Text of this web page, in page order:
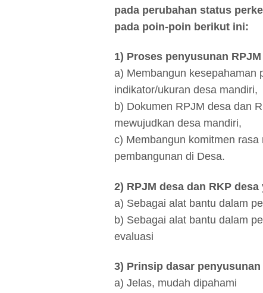
pada perubahan status
pada poin-poin berikut ini:
1) Proses penyusunan
a) Membangun kesepahaman
indikator/ukuran desa mandiri,
b) Dokumen RPJM desa dan
mewujudkan desa mandiri,
c) Membangun komitmen
pembangunan di Desa.
2) RPJM desa dan RKP
a) Sebagai alat bantu dalam
b) Sebagai alat bantu dalam
evaluasi
3) Prinsip dasar
a) Jelas, mudah dipahami